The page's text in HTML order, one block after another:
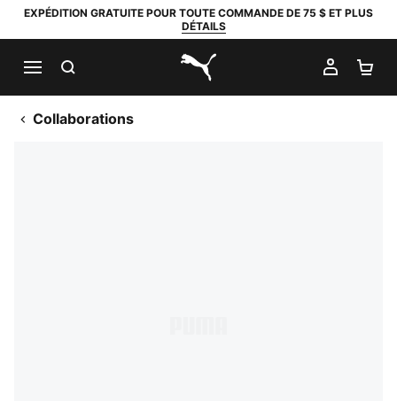
EXPÉDITION GRATUITE POUR TOUTE COMMANDE DE 75 $ ET PLUS
DÉTAILS
PUMA.com
MON
Collaborations